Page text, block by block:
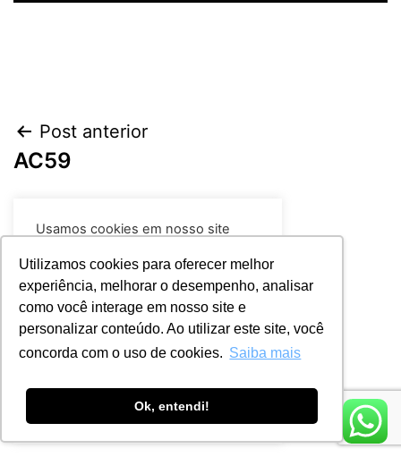
Utilizamos cookies para oferecer melhor
experiência, melhorar o desempenho, analisar
como você interage em nosso site e
personalizar conteúdo. Ao utilizar este site, você
concorda com o uso de cookies. Saiba mais
Ok, entendi!
Post anterior
AC59
BF2021
Usamos cookies em nosso site
relevante, lembrando suas
preferências e visitas repetidas. Ao
clicar em “Aceitar todos”, você
concorda com o uso de TODOS os
cookies.Leia mais